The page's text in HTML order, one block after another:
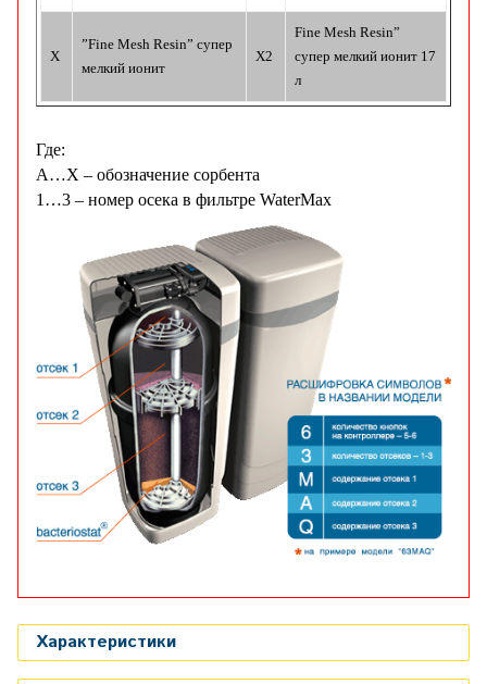
X
”Fine Mesh Resin” супер
мелкий ионит
X2
Fine Mesh Resin”
супер мелкий ионит 17
л
Где:
A…X – обозначение сорбента
1…3 – номер осека в фильтре WaterMax
Характеристики